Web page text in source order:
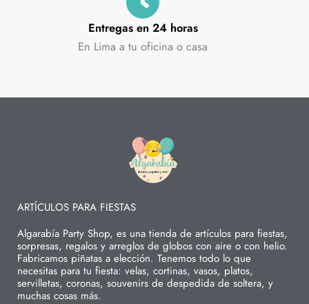
Entregas en 24 horas
En Lima a tu oficina o casa
ARTÍCULOS PARA FIESTAS
Algarabía Party Shop, es una tienda de artículos para fiestas,
sorpresas, regalos y arreglos de globos con aire o con helio.
Fabricamos piñatas a elección. Tenemos todo lo que
necesitas para tu fiesta: velas, cortinas, vasos, platos,
servilletas, coronas, souvenirs de despedida de soltera, y
muchas cosas más.